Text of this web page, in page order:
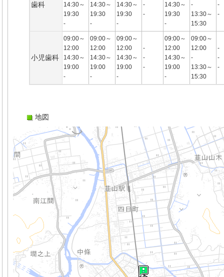
歯科
14:30～
19:30
-
14:30～
19:30
-
14:30～
19:30
-
-
-
14:30～
19:30
-
-
13:30～
15:30
-
-
小児歯科
09:00～
12:00
14:30～
19:00
-
09:00～
12:00
14:30～
19:00
-
09:00～
12:00
14:30～
19:00
-
-
-
-
09:00～
12:00
14:30～
19:00
-
09:00～
12:00
-
13:30～
15:30
-
-
-
地図